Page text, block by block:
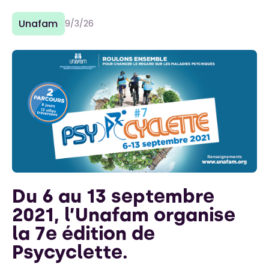
Unafam 9/3/26
Du 6 au 13 septembre
2021, l’Unafam organise
la 7e édition de
Psycyclette.